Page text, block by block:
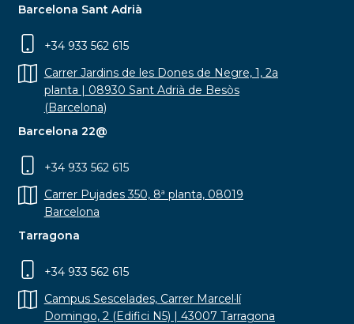
Barcelona Sant Adrià
+34 933 562 615
Carrer Jardins de les Dones de Negre, 1, 2a
planta | 08930 Sant Adrià de Besòs
(Barcelona)
Barcelona 22@
+34 933 562 615
Carrer Pujades 350, 8ª planta, 08019
Barcelona
Tarragona
+34 933 562 615
Campus Sescelades, Carrer Marcel·lí
Domingo, 2 (Edifici N5) | 43007 Tarragona